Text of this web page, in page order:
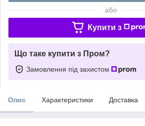
або
Купити з
Що таке купити з Пром?
Замовлення під захистом
Опис Характеристики Доставка